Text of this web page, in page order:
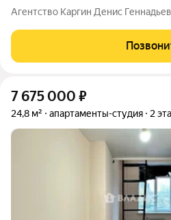
сердце живописного района! Это
ваш шанс на комфортную жизнь
Площадь помещения со вторым
Агентство Каргин Денис
7 675 000 ₽
24,8 м² апартаменты-студия 2